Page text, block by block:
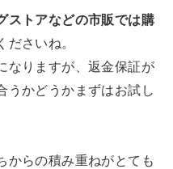
ストアなどの市販では購
ださいね。
なりますが、返金保証が
うかどうかまずはお試し
からの積み重ねがとても